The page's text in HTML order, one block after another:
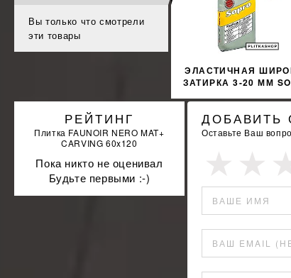
КУПИТЬ
Вы только что смотрели
эти товары
ЭЛАСТИЧНАЯ
ЗАТИРКА 3-20 ММ
РЕЙТИНГ
Плитка FAUNOIR NERO MAT+
CARVING 60x120
Пока никто не оценивал
Будьте первыми :-)
ДОБАВИТЬ
Оставьте Ваш
ВАШЕ ИМЯ
ВАШ EMAIL